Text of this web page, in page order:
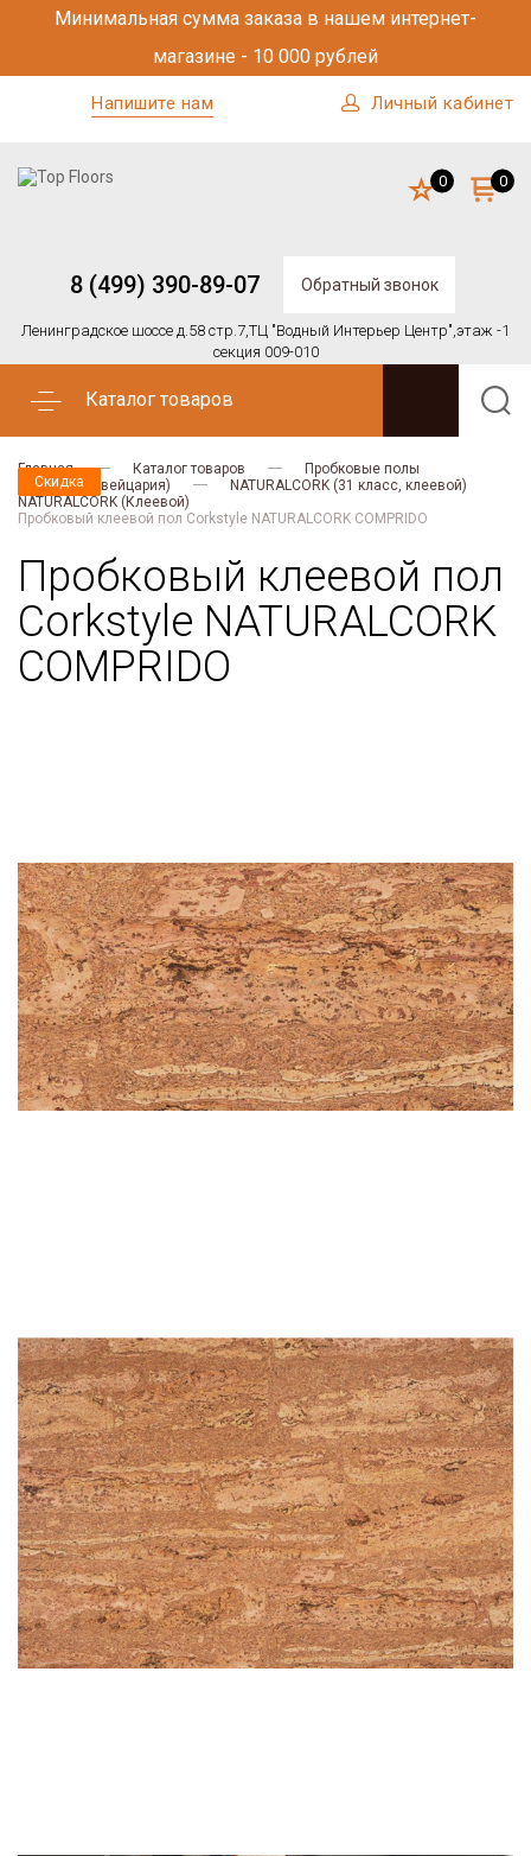
Минимальная сумма заказа в нашем интернет-
магазине - 10 000 рублей
Напишите нам Личный кабинет
8 (499) 390-89-07 Обратный звонок
Ленинградское шоссе д.58 стр.7,ТЦ "Водный Интерьер Центр",этаж -1
секция 009-010
0 0
Каталог товаров
Главная Каталог товаров
Пробковые полы
Corkstyle (Швейцария)
NATURALCORK (31 класс, клеевой)
NATURALCORK (Клеевой)
Пробковый клеевой пол Corkstyle NATURALCORK COMPRIDO
Пробковый клеевой пол
Corkstyle NATURALCORK
COMPRIDO
Скидка
Скидка
Скидка
Скидка